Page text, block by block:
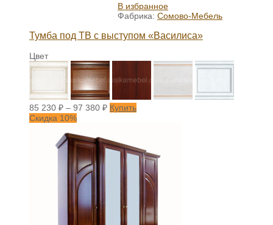
В избранное
Фабрика: Сомово-Мебель
Тумба под ТВ с выступом «Василиса»
Цвет
85 230 ₽ – 97 380 ₽ Купить
Скидка 10%